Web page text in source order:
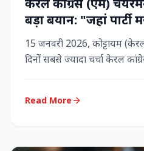
बड़ा बयान: "जहां पार्टी
बनी रहेगी" – LDF के
15 जनवरी 2026, कोट्टायम
दिनों सबसे ज्यादा चर्चा केरल
Read More